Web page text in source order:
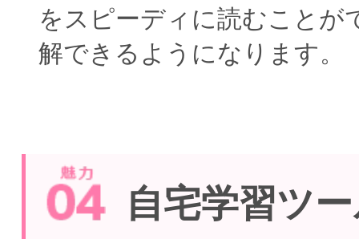
をスピーディに読むことが
解できるようになります。
自宅学習ツ